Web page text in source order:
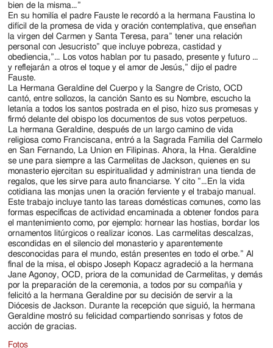
bien de la misma…”
En su homilía el padre Fauste le recordó a la hermana Faustina lo
difícil de la promesa de vida y oración contemplativa, que enseñan
la virgen del Carmen y Santa Teresa, para” tener una relación
personal con Jesucristo” que incluye pobreza, castidad y
obediencia,”… Los votos hablan por tu pasado, presente y futuro …
y reflejarán a otros el toque y el amor de Jesús,” dijo el padre
Fauste.
La Hermana Geraldine del Cuerpo y la Sangre de Cristo, OCD
cantó, entre sollozos, la canción Santo es su Nombre, escucho la
letanía a todos los santos postrada en el piso, hizo sus promesas y
firmó delante del obispo los documentos de sus votos perpetuos.
La hermana Geraldine, después de un largo camino de vida
religiosa como Franciscana, entró a la Sagrada Familia del Carmelo
en San Fernando, La Union en Filipinas. Ahora, la Hna. Geraldine
se une para siempre a las Carmelitas de Jackson, quienes en su
monasterio ejercitan su espiritualidad y administran una tienda de
regalos, que les sirve para auto financiarse. Y cito ”…En la vida
cotidiana las monjas unen la oración ferviente y el trabajo manual.
Este trabajo incluye tanto las tareas domésticas comunes, como las
formas específicas de actividad encaminada a obtener fondos para
el mantenimiento como, por ejemplo: hornear las hostias, bordar los
ornamentos litúrgicos o realizar iconos. Las carmelitas descalzas,
escondidas en el silencio del monasterio y aparentemente
desconocidas para el mundo, están presentes en todo el orbe.” Al
final de la misa, el obispo Joseph Kopacz agradeció a la hermana
Jane Agonoy, OCD, priora de la comunidad de Carmelitas, y demás
por la preparación de la ceremonia, a todos por su compañía y
felicitó a la hermana Geraldine por su decisión de servir a la
Diócesis de Jackson. Durante la recepción que siguió, la hermana
Geraldine mostró su felicidad compartiendo sonrisas y fotos de
acción de gracias.
Fotos